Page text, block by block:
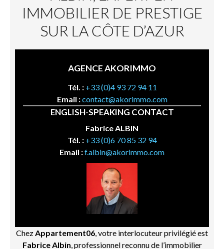
IMMOBILIER DE PRESTIGE
SUR LA CÔTE D’AZUR
AGENCE AKORIMMO
Tél. : +33 (0)4 93 72 94 11
Email :contact@akorimmo.com
ENGLISH-SPEAKING CONTACT
Fabrice ALBIN
Tél. : +33 (0)6 70 85 32 94
Email :f.albin@akorimmo.com
Chez Appartement06 , votre interlocuteur privilégié est
Fabrice Albin , professionnel reconnu de l’immobilier